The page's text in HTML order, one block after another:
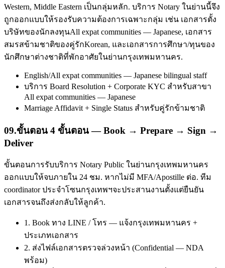
Western, Middle Eastern เป็นกลุ่มหลัก. บริการ Notary ในย่านนี้จึง
ถูกออกแบบให้รองรับความต้องการเฉพาะกลุ่ม เช่น เอกสารตั้ง
บริษัทของนักลงทุนAll expat communities — Japanese, เอกสาร
สมรสข้ามชาติของคู่รักKorean, และเอกสารการศึกษา/ทุนของ
นักศึกษาต่างชาติที่พักอาศัยในย่านกรุงเทพมหานคร.
English/All expat communities — Japanese bilingual staff
บริการ Board Resolution + Corporate KYC สำหรับสาขา
All expat communities — Japanese
Marriage Affidavit + Single Status สำหรับคู่รักข้ามชาติ
09.ขั้นตอน 4 ขั้นตอน — Book → Prepare → Sign →
Deliver
ขั้นตอนการรับบริการ Notary Public ในย่านกรุงเทพมหานคร
ออกแบบให้จบภายใน 24 ชม. หากไม่มี MFA/Apostille ต่อ. ทีม
coordinator ประจำโซนกรุงเทพฯจะประสานงานตั้งแต่ยืนยัน
เอกสารจนถึงส่งกลับให้ลูกค้า.
1. Book ทาง LINE / โทร — แจ้งกรุงเทพมหานคร +
ประเภทเอกสาร
2. ส่งไฟล์เอกสารตรวจล่วงหน้า (Confidential — NDA
พร้อม)